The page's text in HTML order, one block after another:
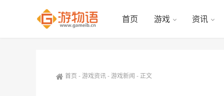
首页 游戏 资讯
首页 -游戏资讯-游戏新闻 - 正文